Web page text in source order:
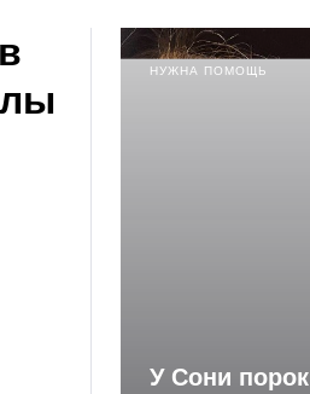
НУЖНА ПОМОЩЬ
У Сони порок